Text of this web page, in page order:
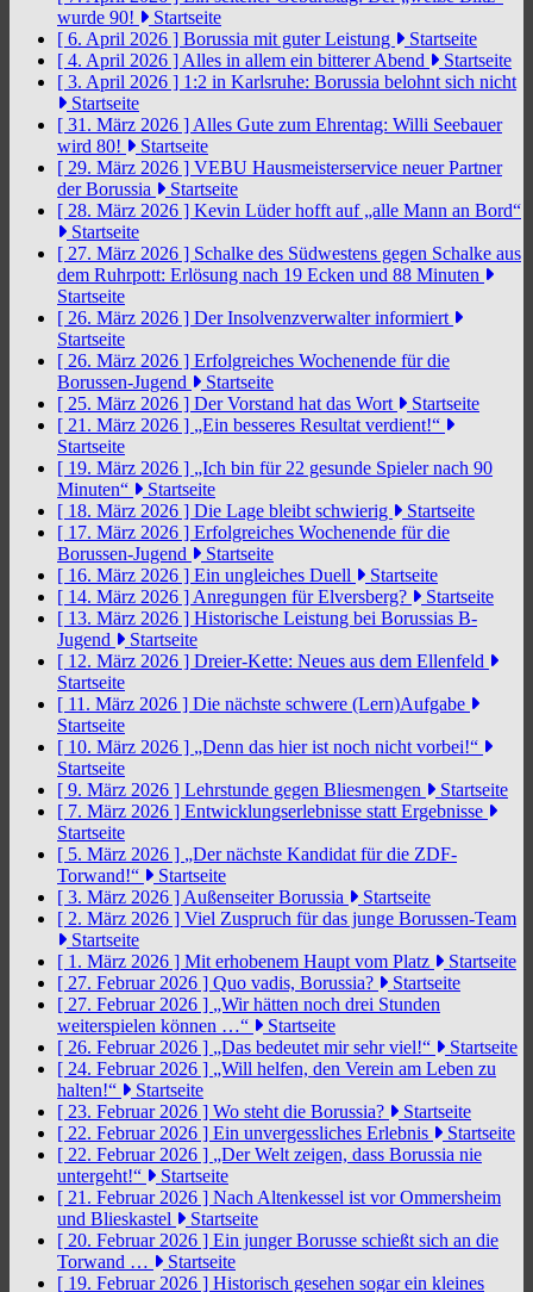
wurde 90!
Startseite
[ 6. April 2026 ] Borussia mit guter Leistung
Startseite
[ 4. April 2026 ] Alles in allem ein bitterer Abend
Startseite
[ 3. April 2026 ] 1:2 in Karlsruhe: Borussia belohnt sich nicht
Startseite
[ 31. März 2026 ] Alles Gute zum Ehrentag: Willi Seebauer
wird 80!
Startseite
[ 29. März 2026 ] VEBU Hausmeisterservice neuer Partner
der Borussia
Startseite
[ 28. März 2026 ] Kevin Lüder hofft auf „alle Mann an Bord“
Startseite
[ 27. März 2026 ] Schalke des Südwestens gegen Schalke aus
dem Ruhrpott: Erlösung nach 19 Ecken und 88 Minuten
Startseite
[ 26. März 2026 ] Der Insolvenzverwalter informiert
Startseite
[ 26. März 2026 ] Erfolgreiches Wochenende für die
Borussen-Jugend
Startseite
[ 25. März 2026 ] Der Vorstand hat das Wort
Startseite
[ 21. März 2026 ] „Ein besseres Resultat verdient!“
Startseite
[ 19. März 2026 ] „Ich bin für 22 gesunde Spieler nach 90
Minuten“
Startseite
[ 18. März 2026 ] Die Lage bleibt schwierig
Startseite
[ 17. März 2026 ] Erfolgreiches Wochenende für die
Borussen-Jugend
Startseite
[ 16. März 2026 ] Ein ungleiches Duell
Startseite
[ 14. März 2026 ] Anregungen für Elversberg?
Startseite
[ 13. März 2026 ] Historische Leistung bei Borussias B-
Jugend
Startseite
[ 12. März 2026 ] Dreier-Kette: Neues aus dem Ellenfeld
Startseite
[ 11. März 2026 ] Die nächste schwere (Lern)Aufgabe
Startseite
[ 10. März 2026 ] „Denn das hier ist noch nicht vorbei!“
Startseite
[ 9. März 2026 ] Lehrstunde gegen Bliesmengen
Startseite
[ 7. März 2026 ] Entwicklungserlebnisse statt Ergebnisse
Startseite
[ 5. März 2026 ] „Der nächste Kandidat für die ZDF-
Torwand!“
Startseite
[ 3. März 2026 ] Außenseiter Borussia
Startseite
[ 2. März 2026 ] Viel Zuspruch für das junge Borussen-Team
Startseite
[ 1. März 2026 ] Mit erhobenem Haupt vom Platz
Startseite
[ 27. Februar 2026 ] Quo vadis, Borussia?
Startseite
[ 27. Februar 2026 ] „Wir hätten noch drei Stunden
weiterspielen können …“
Startseite
[ 26. Februar 2026 ] „Das bedeutet mir sehr viel!“
Startseite
[ 24. Februar 2026 ] „Will helfen, den Verein am Leben zu
halten!“
Startseite
[ 23. Februar 2026 ] Wo steht die Borussia?
Startseite
[ 22. Februar 2026 ] Ein unvergessliches Erlebnis
Startseite
[ 22. Februar 2026 ] „Der Welt zeigen, dass Borussia nie
untergeht!“
Startseite
[ 21. Februar 2026 ] Nach Altenkessel ist vor Ommersheim
und Blieskastel
Startseite
[ 20. Februar 2026 ] Ein junger Borusse schießt sich an die
Torwand …
Startseite
[ 19. Februar 2026 ] Historisch gesehen sogar ein kleines